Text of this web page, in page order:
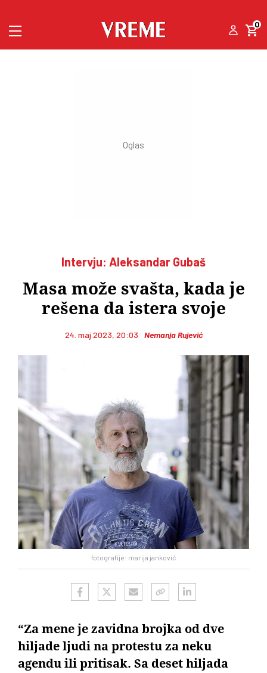
0
Intervju: Aleksandar Gubaš
Masa može svašta, kada je
rešena da istera svoje
24. maj 2023, 20:03 Nemanja Rujević
fotografije: marija janković
“Za mene je zavidna brojka od dve
hiljade ljudi na protestu za neku
agendu ili pritisak. Sa deset hiljada